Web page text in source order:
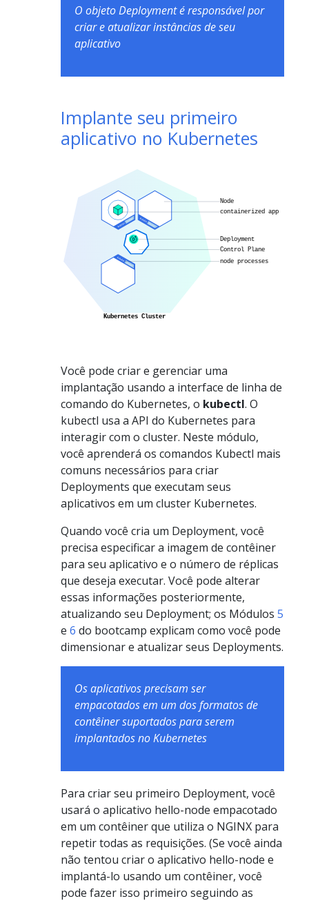
O objeto Deployment é responsável por
criar e atualizar instâncias de seu
aplicativo
Implante seu primeiro
aplicativo no Kubernetes
Você pode criar e gerenciar uma
implantação usando a interface de linha de
comando do Kubernetes, o kubectl. O
kubectl usa a API do Kubernetes para
interagir com o cluster. Neste módulo,
você aprenderá os comandos Kubectl mais
comuns necessários para criar
Deployments que executam seus
aplicativos em um cluster Kubernetes.
Quando você cria um Deployment, você
precisa especificar a imagem de contêiner
para seu aplicativo e o número de réplicas
que deseja executar. Você pode alterar
essas informações posteriormente,
atualizando seu Deployment; os Módulos 5
e 6 do bootcamp explicam como você pode
dimensionar e atualizar seus Deployments.
Os aplicativos precisam ser
empacotados em um dos formatos de
contêiner suportados para serem
implantados no Kubernetes
Para criar seu primeiro Deployment, você
usará o aplicativo hello-node empacotado
em um contêiner que utiliza o NGINX para
repetir todas as requisições. (Se você ainda
não tentou criar o aplicativo hello-node e
implantá-lo usando um contêiner, você
pode fazer isso primeiro seguindo as